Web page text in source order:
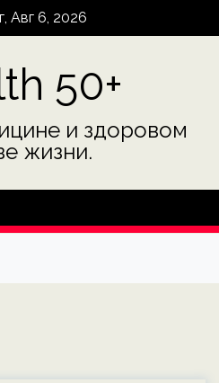
Авг 6, 2026
50+
и здоровом
жизни.